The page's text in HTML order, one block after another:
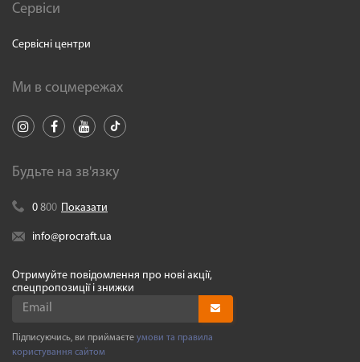
Сервіси
Сервісні центри
Ми в соцмережах
Будьте на зв'язку
0 800 Показати
info@procraft.ua
Отримуйте повідомлення про нові акції,
спецпропозиції і знижки
Підписуючись, ви приймаєте умови та правила
користування сайтом